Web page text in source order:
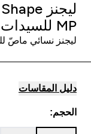
MP للسيدات
ليجنز نسائي ماصّ
دليل المقاسات
الحجم: